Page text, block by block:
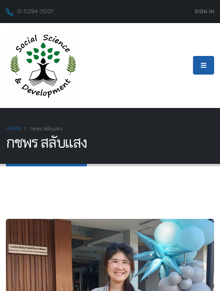
0-5394-3507 SIGN IN
HOME กชพร สลับแสง
กชพร สลับแสง